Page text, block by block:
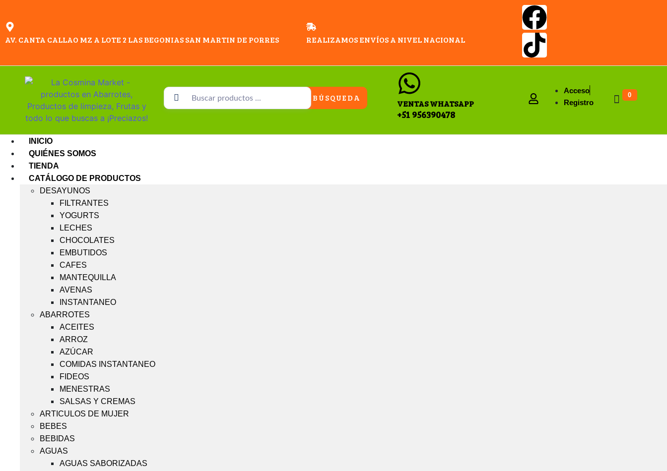
AV. CANTA CALLAO MZ A LOTE 2 LAS BEGONIAS SAN MARTIN DE PORRES REALIZAMOS ENVÍOS A NIVEL NACIONAL
BÚSQUEDA
VENTAS WHATSAPP
+51 956390478
Acceso
Registro
0
INICIO
QUIÉNES SOMOS
TIENDA
CATÁLOGO DE PRODUCTOS
DESAYUNOS
FILTRANTES
YOGURTS
LECHES
CHOCOLATES
EMBUTIDOS
CAFES
MANTEQUILLA
AVENAS
INSTANTANEO
ABARROTES
ACEITES
ARROZ
AZÚCAR
COMIDAS INSTANTANEO
FIDEOS
MENESTRAS
SALSAS Y CREMAS
ARTICULOS DE MUJER
BEBES
BEBIDAS
AGUAS
AGUAS SABORIZADAS